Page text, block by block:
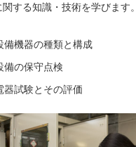
する知識・技術を学びます。
備機器の種類と構成
備の保守点検
器試験とその評価